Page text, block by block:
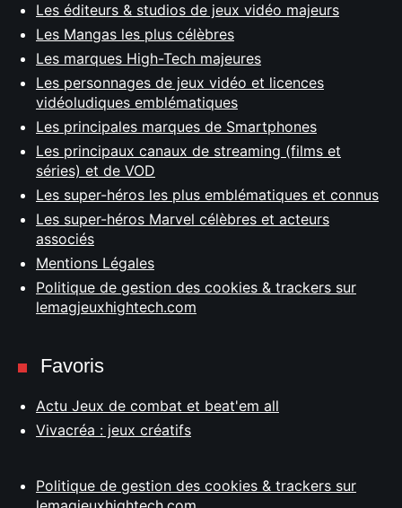
Les éditeurs & studios de jeux vidéo majeurs
Les Mangas les plus célèbres
Les marques High-Tech majeures
Les personnages de jeux vidéo et licences
vidéoludiques emblématiques
Les principales marques de Smartphones
Les principaux canaux de streaming (films et
séries) et de VOD
Les super-héros les plus emblématiques et connus
Les super-héros Marvel célèbres et acteurs
associés
Mentions Légales
Politique de gestion des cookies & trackers sur
lemagjeuxhightech.com
Favoris
Actu Jeux de combat et beat'em all
Vivacréa : jeux créatifs
Politique de gestion des cookies & trackers sur